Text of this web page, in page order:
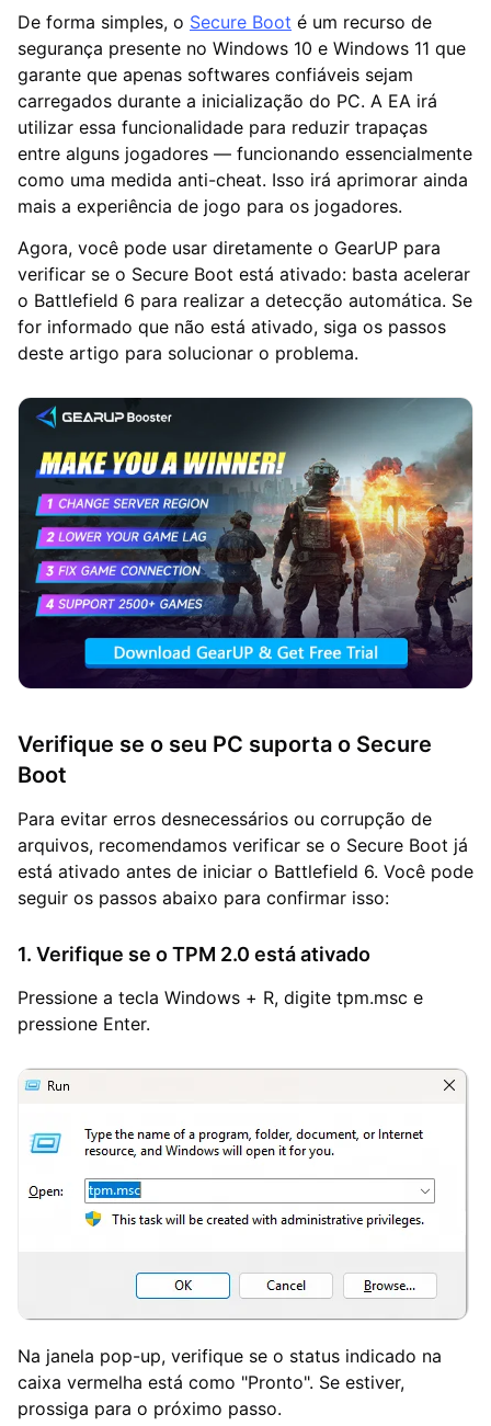
De forma simples, o Secure Boot é um recurso de
segurança presente no Windows 10 e Windows 11 que
garante que apenas softwares confiáveis sejam
carregados durante a inicialização do PC. A EA irá
utilizar essa funcionalidade para reduzir trapaças
entre alguns jogadores — funcionando essencialmente
como uma medida anti-cheat. Isso irá aprimorar ainda
mais a experiência de jogo para os jogadores.
Agora, você pode usar diretamente o GearUP para
verificar se o Secure Boot está ativado: basta acelerar
o Battlefield 6 para realizar a detecção automática. Se
for informado que não está ativado, siga os passos
deste artigo para solucionar o problema.
Verifique se o seu PC suporta o Secure
Boot
Para evitar erros desnecessários ou corrupção de
arquivos, recomendamos verificar se o Secure Boot já
está ativado antes de iniciar o Battlefield 6. Você pode
seguir os passos abaixo para confirmar isso:
1. Verifique se o TPM 2.0 está ativado
Pressione a tecla Windows + R, digite tpm.msc e
pressione Enter.
Na janela pop-up, verifique se o status indicado na
caixa vermelha está como "Pronto". Se estiver,
prossiga para o próximo passo.